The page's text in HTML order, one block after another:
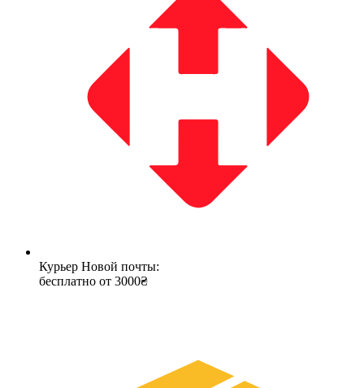
Курьер Новой почты:
бесплатно от 3000₴